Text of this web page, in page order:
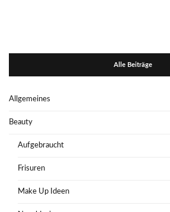
Alle Beiträge
Allgemeines
Beauty
Aufgebraucht
Frisuren
Make Up Ideen